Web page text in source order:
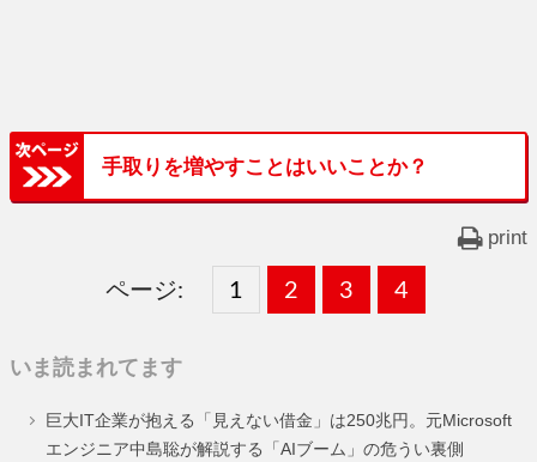
手取りを増やすことはいいことか？
print
ページ:
固
ー
1 ,
固
ー
2 ,
固
ー
3 ,
固
ー
4
いま読まれてます
巨大IT企業が抱える「見えない借金」は250兆円。元Microsoft
エンジニア中島聡が解説する「AIブーム」の危うい裏側